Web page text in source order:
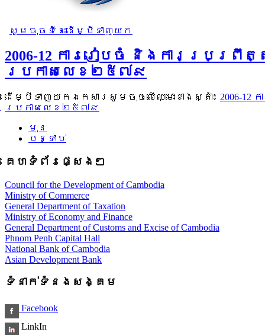
សូមចុចទីនេះដើម្បីទាញយក
2006-12 ការរៀបចំ និងការប្រ
ប្រកាសលេខ២៥៧៩
ដើម្បីទាញយកឯកសារសូមចុចលើឈ្មោះខាងស្តាំ៖ 2006-
ប្រកាសលេខ២៥៧៩
មុន
បន្ទាប់
គេហទំព័រផ្សេងៗ
Council for the Development of Cambodia
Ministry of Commerce
General Department of Taxation
Ministry of Economy and Finance
General Department of Customs and Excise of Cambodia
Phnom Penh Capital Hall
National Bank of Cambodia
Asian Development Bank
ទំនាក់ទំនងសង្គម
Facebook
LinkIn